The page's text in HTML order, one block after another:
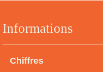
Informations
Chiffres